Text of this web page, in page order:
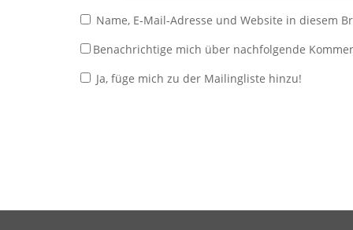
Name, E-Mail-Adresse und Website in diesem
Benachrichtige mich über nachfolgende
Ja, füge mich zu der Mailingliste hinzu!